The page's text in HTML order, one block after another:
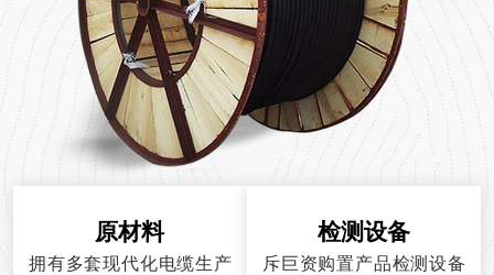
原材料
拥有多套现代化电缆生产
检测设备
斥巨资购置产品检测设备